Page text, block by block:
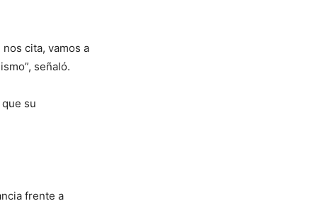
cita, vamos a
señaló.
su
frente a